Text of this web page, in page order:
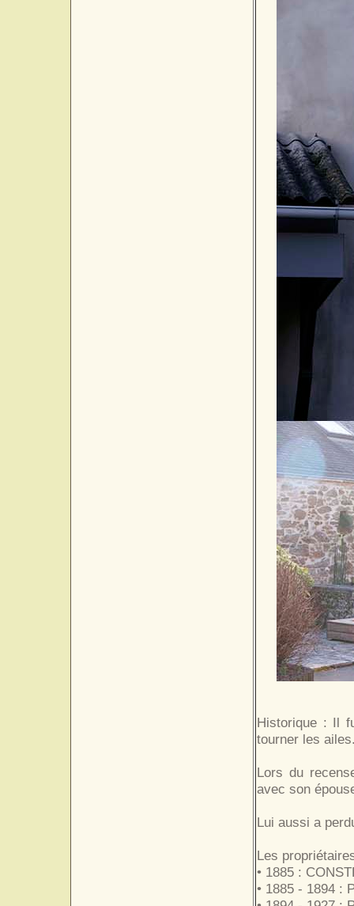
Historique : Il
tourner les
Lors du
avec son
Lui aussi a
Les
• 1885 :
• 1885 - 1894 :